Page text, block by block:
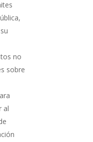
no
sobre
al